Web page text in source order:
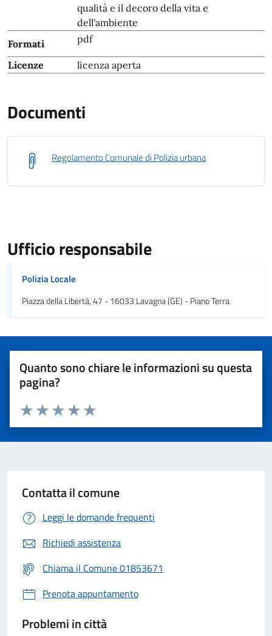
qualità e il decoro della vita e
dell'ambiente
Formati
pdf
Licenze licenza aperta
Documenti
Regolamento Comunale di Polizia urbana
Ufficio responsabile
Polizia Locale
Piazza della Libertà, 47 - 16033 Lavagna (GE) - Piano Terra
Quanto sono chiare le informazioni su questa
pagina?
Valuta 5 stelle su 5
Valuta 4 stelle su 5
Valuta 3 stelle su 5
Valuta 2 stelle su 5
Valuta 1 stelle su 5
Contatta il comune
Leggi le domande frequenti
Richiedi assistenza
Chiama il Comune 01853671
Prenota appuntamento
Problemi in città